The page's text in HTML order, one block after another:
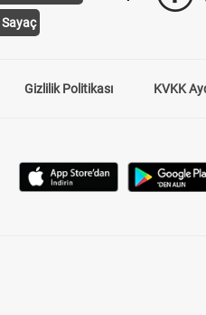
Gizlilik Politikası KVKK